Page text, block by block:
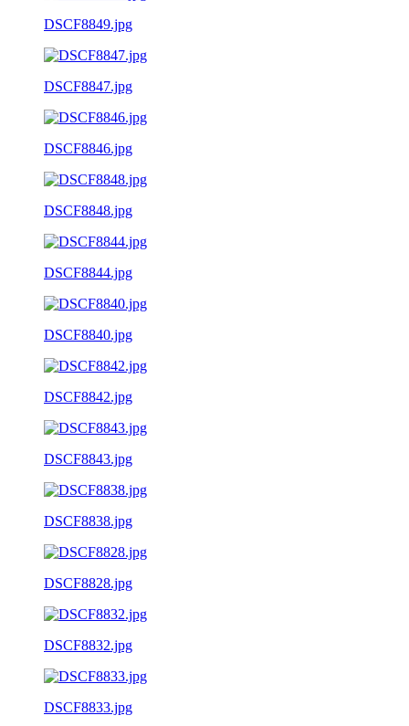
DSCF8849.jpg
DSCF8847.jpg
DSCF8846.jpg
DSCF8848.jpg
DSCF8844.jpg
DSCF8840.jpg
DSCF8842.jpg
DSCF8843.jpg
DSCF8838.jpg
DSCF8828.jpg
DSCF8832.jpg
DSCF8833.jpg